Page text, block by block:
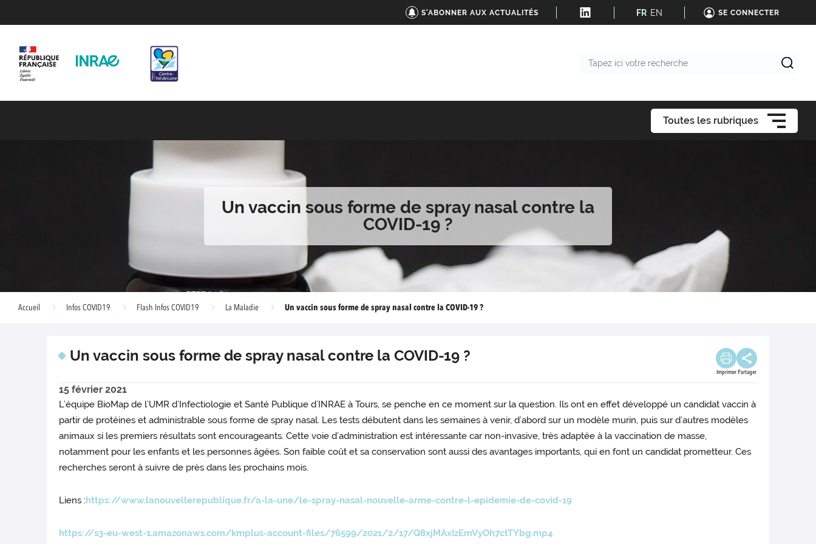
S'ABONNER AUX ACTUALITÉS FR EN SE CONNECTER
Toutes les rubriques
Un vaccin sous forme de spray nasal contre la
COVID-19 ?
Accueil Infos COVID19 Flash Infos COVID19 La Maladie Un vaccin sous forme de spray nasal contre la COVID-19 ?
Un vaccin sous forme de spray nasal contre la COVID-19 ?
Imprimer Partager
15 février 2021
L’équipe BioMap de l’UMR d’Infectiologie et Santé Publique d’INRAE à Tours, se penche en ce moment sur la question. Ils ont en effet développé un candidat vaccin à
partir de protéines et administrable sous forme de spray nasal. Les tests débutent dans les semaines à venir, d’abord sur un modèle murin, puis sur d’autres modèles
animaux si les premiers résultats sont encourageants. Cette voie d’administration est intéressante car non-invasive, très adaptée à la vaccination de masse,
notamment pour les enfants et les personnes âgées. Son faible coût et sa conservation sont aussi des avantages importants, qui en font un candidat prometteur. Ces
recherches seront à suivre de près dans les prochains mois.
Liens :https://www.lanouvellerepublique.fr/a-la-une/le-spray-nasal-nouvelle-arme-contre-l-epidemie-de-covid-19
https://s3-eu-west-1.amazonaws.com/kmplus-account-files/76599/2021/2/17/Q8xjMAxIzEmVyOh7ctTYbg.mp4